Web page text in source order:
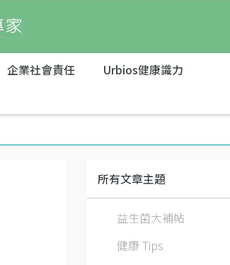
企業社會責任
Urbios健康識力
所有文章主題
益生菌大補帖
健康 Tips